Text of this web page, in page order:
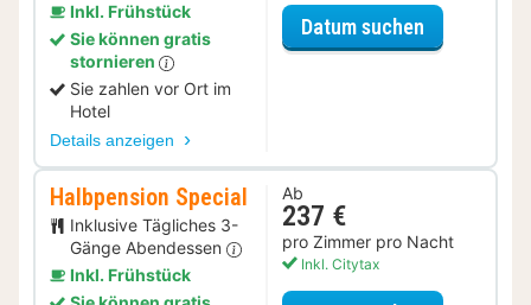
Inkl. Frühstück
Sie können gratis
stornieren
Sie zahlen vor Ort im
Hotel
Details anzeigen
Datum suchen
Halbpension Special
Inklusive Tägliches 3-
Gänge Abendessen
Inkl. Frühstück
Ab
237 €
pro Zimmer pro Nacht
Inkl. Citytax